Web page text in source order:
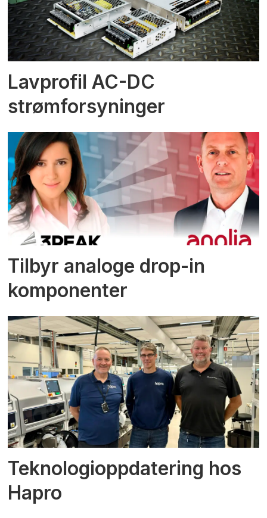
Lavprofil AC-DC
strømforsyninger
Tilbyr analoge drop-in
komponenter
Teknologioppdatering hos
Hapro